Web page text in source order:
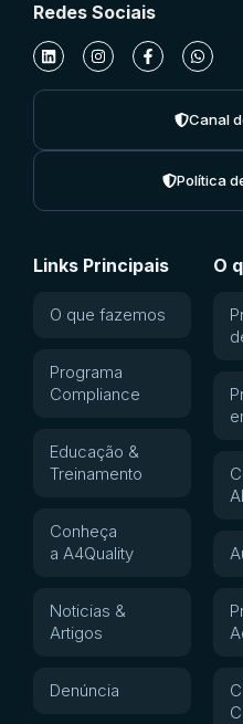
Redes Sociais
Canal
Política
Links Principais
O que fazemos
Programa
Compliance
Educação &
Treinamento
Conheça
a A4Quality
Noticias &
Artigos
Denúncia
O